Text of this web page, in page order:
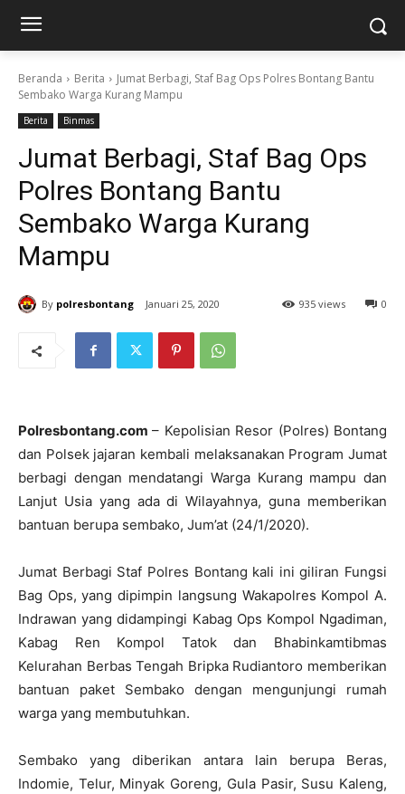
Beranda Berita
Jumat Berbagi, Staf Bag Ops Polres Bontang Bantu
Sembako Warga Kurang Mampu
Berita Binmas
Jumat Berbagi, Staf Bag Ops
Polres Bontang Bantu
Sembako Warga Kurang
Mampu
By polresbontang Januari 25, 2020 0
935 views
Polresbontang.com– Kepolisian Resor (Polres) Bontang
dan Polsek jajaran kembali melaksanakan Program Jumat
berbagi dengan mendatangi Warga Kurang mampu dan
Lanjut Usia yang ada di Wilayahnya, guna memberikan
bantuan berupa sembako, Jum’at (24/1/2020).
Jumat Berbagi Staf Polres Bontang kali ini giliran Fungsi
Bag Ops, yang dipimpin langsung Wakapolres Kompol A.
Indrawan yang didampingi Kabag Ops Kompol Ngadiman,
Kabag Ren Kompol Tatok dan Bhabinkamtibmas
Kelurahan Berbas Tengah Bripka Rudiantoro memberikan
bantuan paket Sembako dengan mengunjungi rumah
warga yang membutuhkan.
Sembako yang diberikan antara lain berupa Beras,
Indomie, Telur, Minyak Goreng, Gula Pasir, Susu Kaleng,